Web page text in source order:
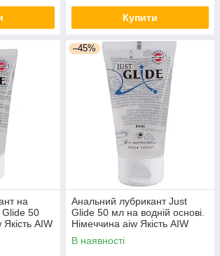
Купити
на
Glide 50
AIW
–45%
Анальний лубрикант Just
Glide 50 мл на водній основі.
Німеччина aiw Якість AIW
Or181
В наявності